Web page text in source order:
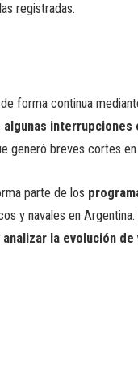
registradas.
forma continua
algunas interrupciones
generó breves cortes
parte de los
y navales en
la evolución